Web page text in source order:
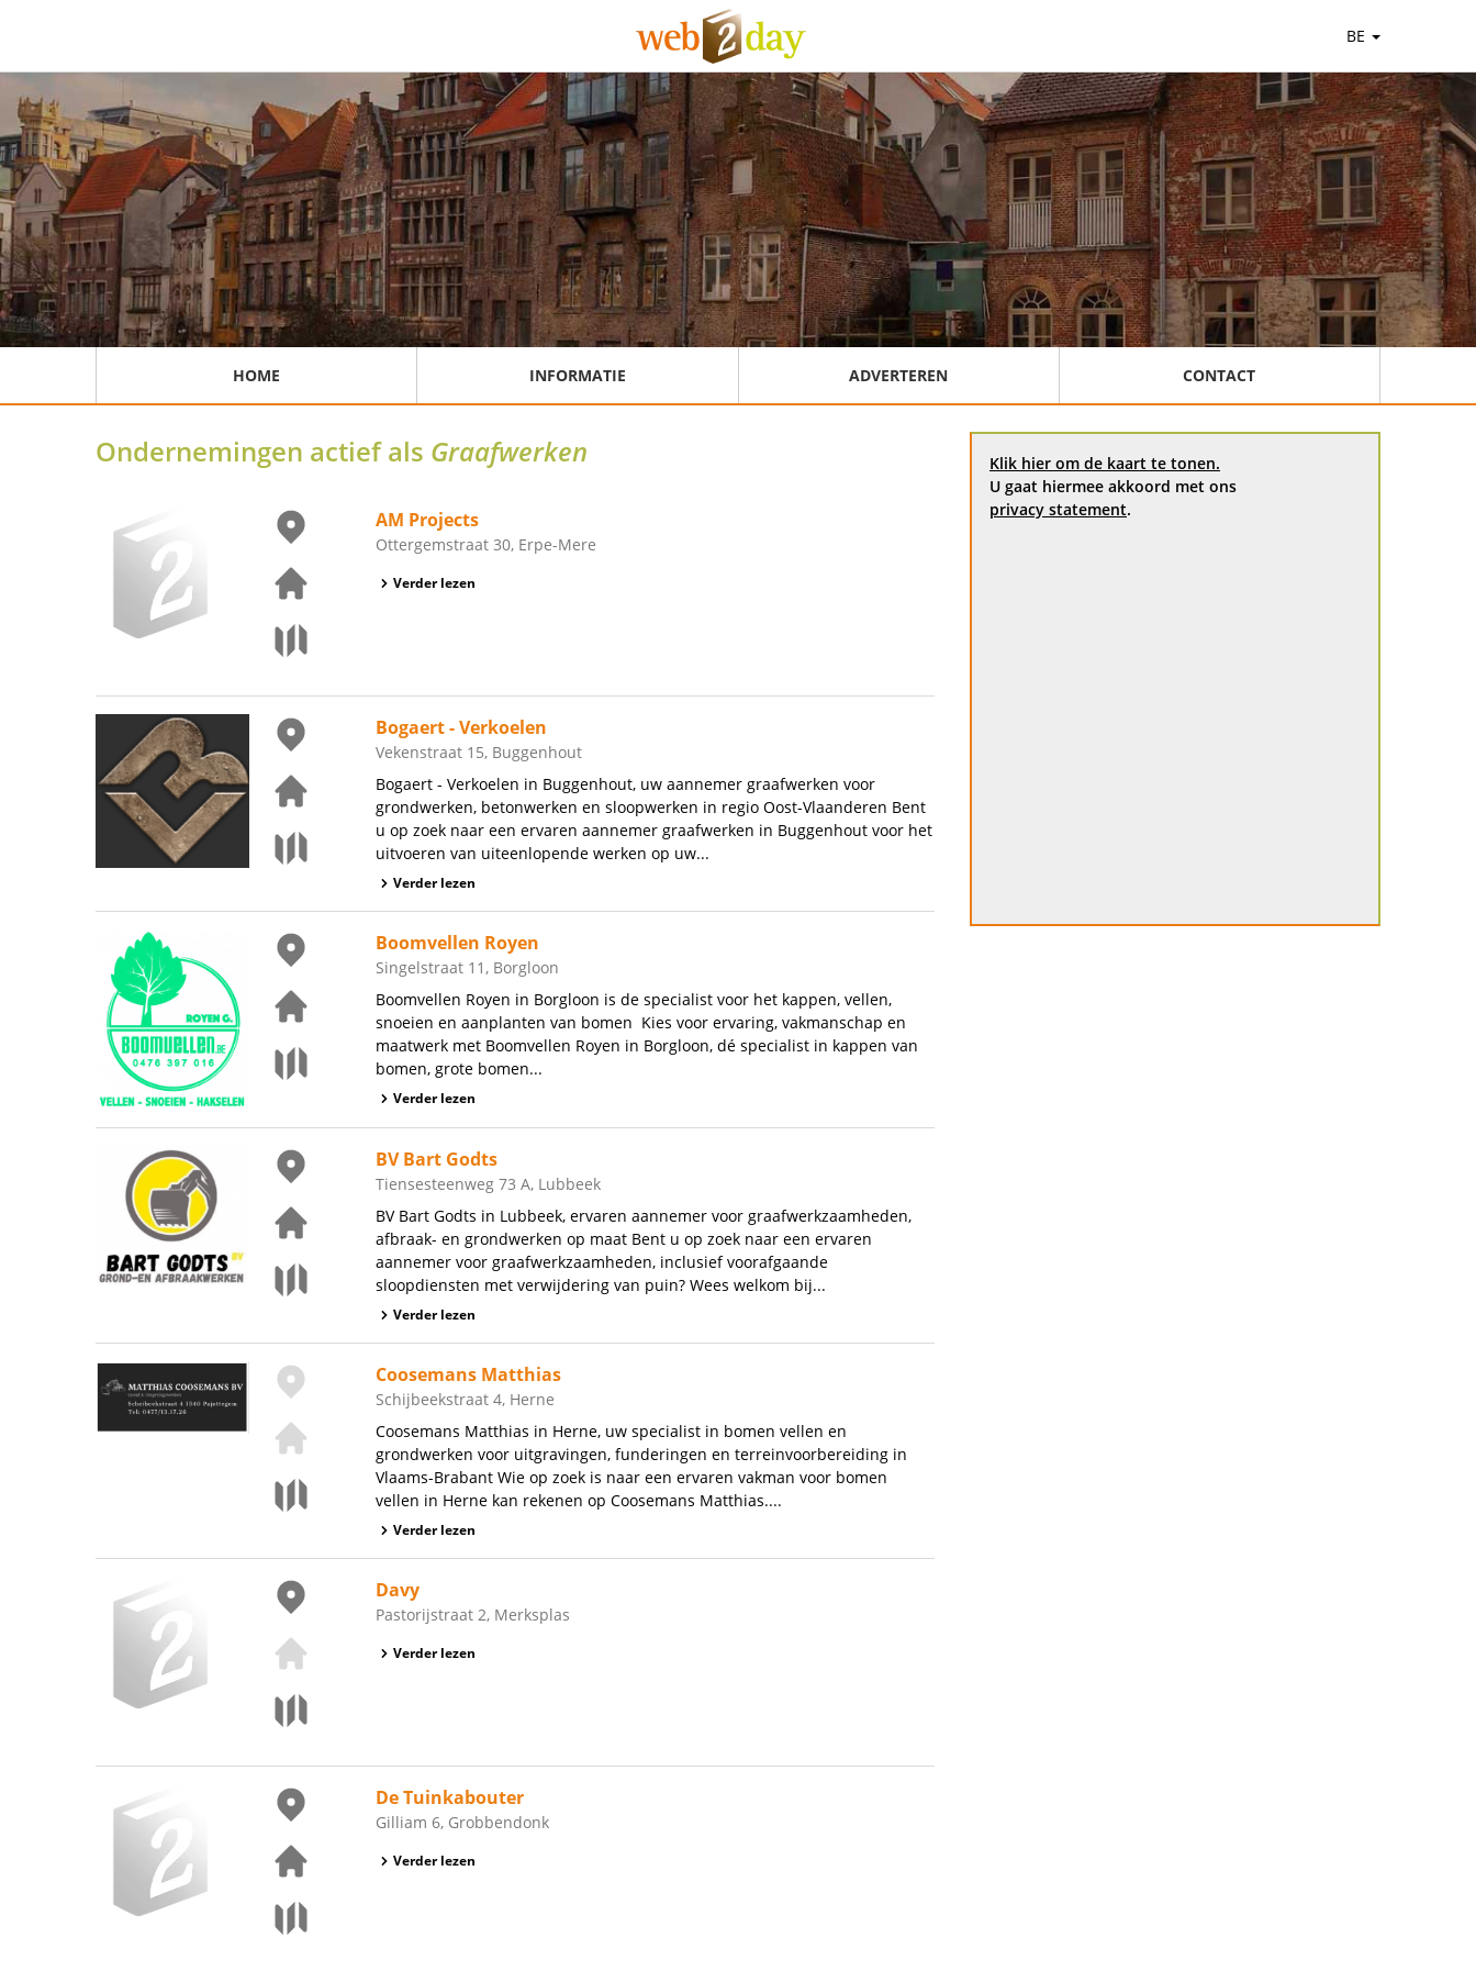
BE
HOME INFORMATIE ADVERTEREN CONTACT
Ondernemingen actief als Graafwerken
AM Projects
Ottergemstraat 30, Erpe-Mere
Verder lezen
Bogaert - Verkoelen
Vekenstraat 15, Buggenhout
Bogaert - Verkoelen in Buggenhout, uw aannemer graafwerken voor
grondwerken, betonwerken en sloopwerken in regio Oost-Vlaanderen Bent
u op zoek naar een ervaren aannemer graafwerken in Buggenhout voor het
uitvoeren van uiteenlopende werken op uw...
Verder lezen
Boomvellen Royen
Singelstraat 11, Borgloon
Boomvellen Royen in Borgloon is de specialist voor het kappen, vellen,
snoeien en aanplanten van bomen Kies voor ervaring, vakmanschap en
maatwerk met Boomvellen Royen in Borgloon, dé specialist in kappen van
bomen, grote bomen...
Verder lezen
BV Bart Godts
Tiensesteenweg 73 A, Lubbeek
BV Bart Godts in Lubbeek, ervaren aannemer voor graafwerkzaamheden,
afbraak- en grondwerken op maat Bent u op zoek naar een ervaren
aannemer voor graafwerkzaamheden, inclusief voorafgaande
sloopdiensten met verwijdering van puin? Wees welkom bij...
Verder lezen
Coosemans Matthias
Schijbeekstraat 4, Herne
Coosemans Matthias in Herne, uw specialist in bomen vellen en
grondwerken voor uitgravingen, funderingen en terreinvoorbereiding in
Vlaams-Brabant Wie op zoek is naar een ervaren vakman voor bomen
vellen in Herne kan rekenen op Coosemans Matthias....
Verder lezen
Davy
Pastorijstraat 2, Merksplas
Verder lezen
De Tuinkabouter
Gilliam 6, Grobbendonk
Verder lezen
Klik hier om de kaart te tonen.
U gaat hiermee akkoord met ons
privacy statement.